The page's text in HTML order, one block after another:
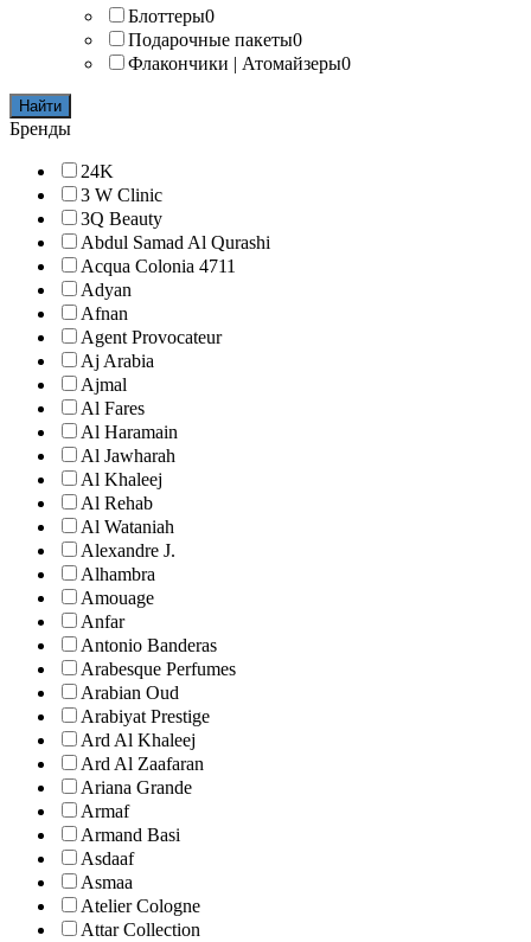
Блоттеры0
Подарочные пакеты0
Флакончики | Атомайзеры0
Найти
Бренды
24K
3 W Clinic
3Q Beauty
Abdul Samad Al Qurashi
Acqua Colonia 4711
Adyan
Afnan
Agent Provocateur
Aj Arabia
Ajmal
Al Fares
Al Haramain
Al Jawharah
Al Khaleej
Al Rehab
Al Wataniah
Alexandre J.
Alhambra
Amouage
Anfar
Antonio Banderas
Arabesque Perfumes
Arabian Oud
Arabiyat Prestige
Ard Al Khaleej
Ard Al Zaafaran
Ariana Grande
Armaf
Armand Basi
Asdaaf
Asmaa
Atelier Cologne
Attar Collection